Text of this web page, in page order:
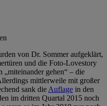
von Dr. Sommer aufgeklärt,
und die Foto-Lovestory
gehen“ – die
mittlerweile mit großer
sank dieAuflage in den
im dritten Quartal 2015 noch